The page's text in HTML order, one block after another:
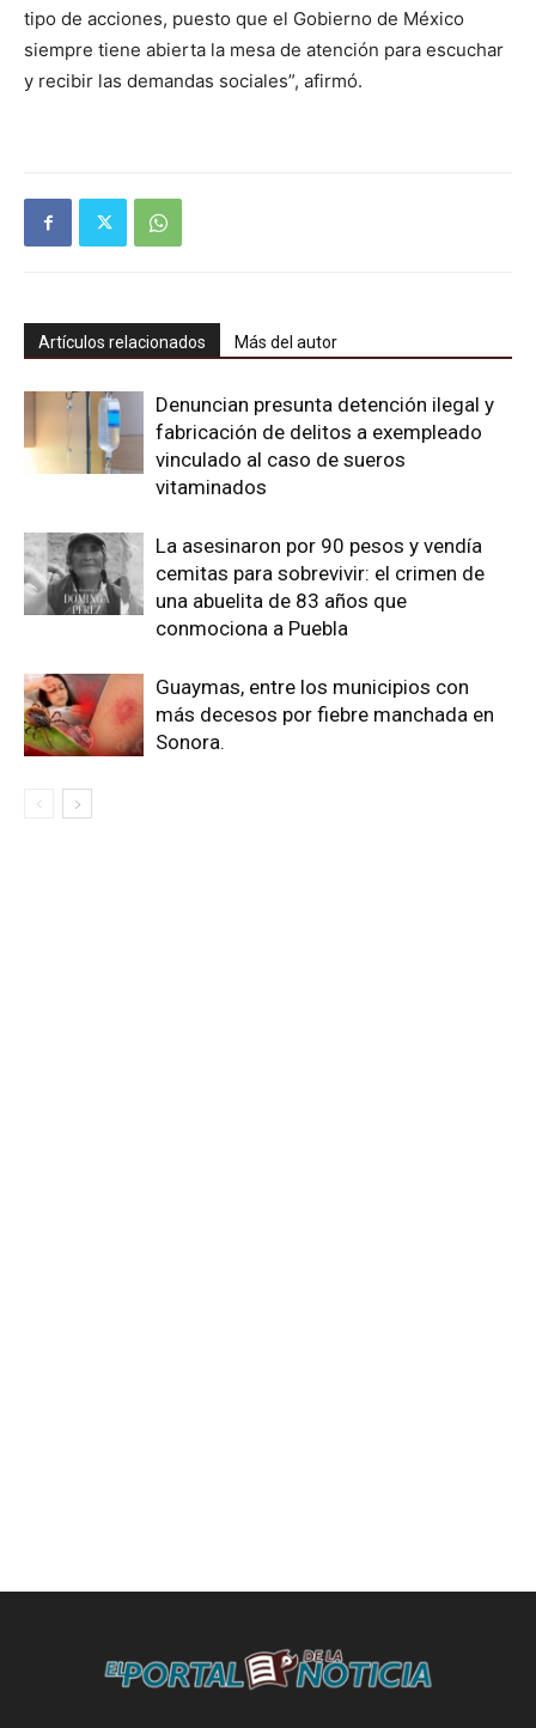
tipo de acciones, puesto que el Gobierno de México
siempre tiene abierta la mesa de atención para escuchar
y recibir las demandas sociales”, afirmó.
Artículos relacionados Más del autor
Denuncian presunta detención ilegal y
fabricación de delitos a exempleado
vinculado al caso de sueros
vitaminados
La asesinaron por 90 pesos y vendía
cemitas para sobrevivir: el crimen de
una abuelita de 83 años que
conmociona a Puebla
Guaymas, entre los municipios con
más decesos por fiebre manchada en
Sonora.